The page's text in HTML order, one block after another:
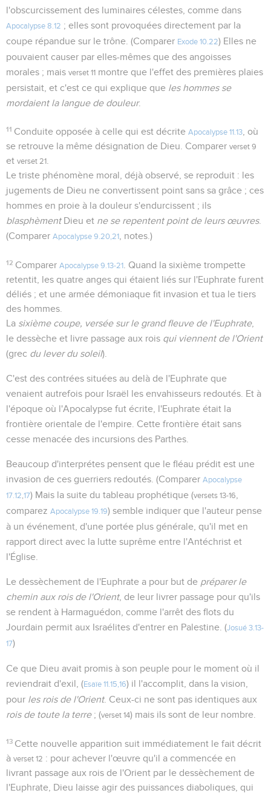
l'obscurcissement des luminaires célestes, comme dans
Apocalypse 8.12 ; elles sont provoquées directement par la
coupe répandue sur le trône. (Comparer Exode 10.22) Elles ne
pouvaient causer par elles-mêmes que des angoisses
morales ; mais verset 11 montre que l'effet des premières plaies
persistait, et c'est ce qui explique que les hommes se
mordaient la langue de douleur.
11 Conduite opposée à celle qui est décriteApocalypse 11.13
, où
se retrouve la même désignation de Dieu. Comparer verset 9
et verset 21
Le triste phénomène moral, déjà observé, se reproduit : les
jugements de Dieu ne convertissent point sans sa grâce ; ces
hommes en proie à la douleur s'endurcissent ; ils
blasphèmentDieu et ne se repentent point de leurs œuvres.
(Comparer Apocalypse 9.20,21 , notes.)
12 ComparerApocalypse 9.13-21
. Quand la sixième trompette
retentit, les quatre anges qui étaient liés sur l'Euphrate furent
déliés ; et une armée démoniaque fit invasion et tua le tiers
des hommes.
La sixième coupe, versée sur le grand fleuve de l'Euphrate,
le dessèche et livre passage aux rois qui viennent de l'Orient
(grec du lever du soleil).
C'est des contrées situées au delà de l'Euphrate que
venaient autrefois pour Israël les envahisseurs redoutés. Et à
l'époque où l'Apocalypse fut écrite, l'Euphrate était la
frontière orientale de l'empire. Cette frontière était sans
cesse menacée des incursions des Parthes.
Beaucoup d'interprétes pensent que le fléau prédit est une
invasion de ces guerriers redoutés. (Comparer Apocalypse
17.12 17) Mais la suite du tableau prophétique (versets 13-16
comparez Apocalypse 19.19) semble indiquer que l'auteur pense
à un événement, d'une portée plus générale, qu'il met en
rapport direct avec la lutte suprême entre l'Antéchrist et
l'Église.
Le dessèchement de l'Euphrate a pour but de préparer le
chemin aux rois de l'Orient, de leur livrer passage pour qu'ils
se rendent à Harmaguédon, comme l'arrêt des flots du
Jourdain permit aux Israélites d'entrer en Palestine. (Josué 3.13-
17)
Ce que Dieu avait promis à son peuple pour le moment où il
reviendrait d'exil, (Esaïe 11.15,16) il l'accomplit, dans la vision,
pour les rois de l'Orient. Ceux-ci ne sont pas identiques aux
rois de toute la terre; (verset 14) mais ils sont de leur nombre.
13 Cette nouvelle apparition suit immédiatement le fait décrit
à verset 12 : pour achever l'œuvre qu'il a commencée en
livrant passage aux rois de l'Orient par le dessèchement de
l'Euphrate, Dieu laisse agir des puissances diaboliques, qui